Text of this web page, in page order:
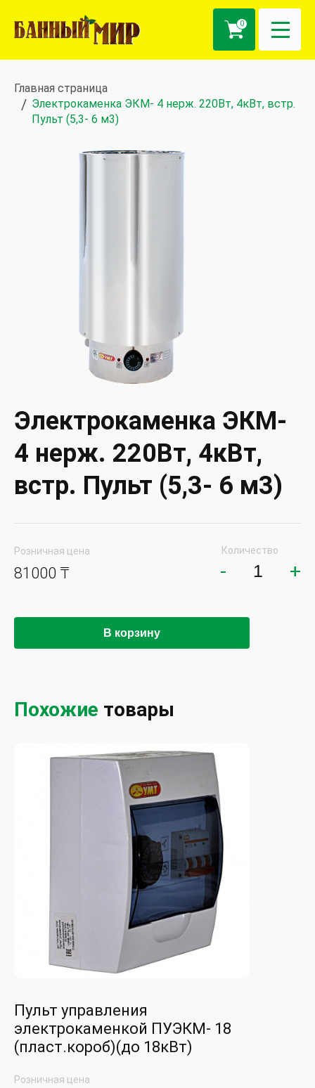
0
Главная страница
Электрокаменка ЭКМ- 4 нерж. 220Вт, 4кВт, встр.
Пульт (5,3- 6 м3)
Электрокаменка ЭКМ-
4 нерж. 220Вт, 4кВт,
встр. Пульт (5,3- 6 м3)
Розничная цена
81000 ₸
Количество
- +
В корзину
Похожие товары
Пульт управления
электрокаменкой ПУЭКМ- 18
(пласт.короб)(до 18кВт)
Розничная цена